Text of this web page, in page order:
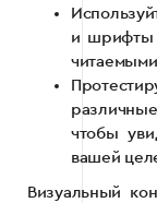
и шрифты
чтобы
вашей
Визуальный